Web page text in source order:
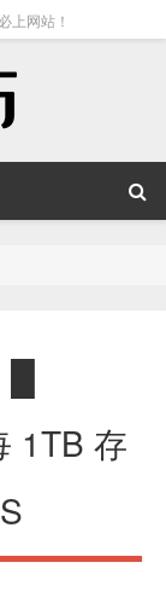
上网站！
█
1TB 存